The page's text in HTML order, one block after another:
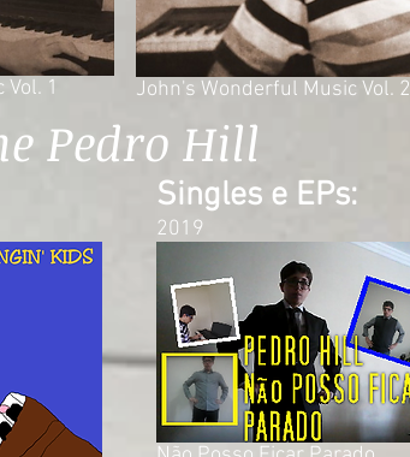
1 John's Wonderful Music Vol. 2
Pedro Hill
Singles e EPs:
2019